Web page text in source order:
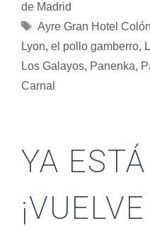
de Madrid
Ayre Gran Hotel Colón
Lyon, el pollo gamberro,
Los Galayos, Panenka,
Carnal
YA